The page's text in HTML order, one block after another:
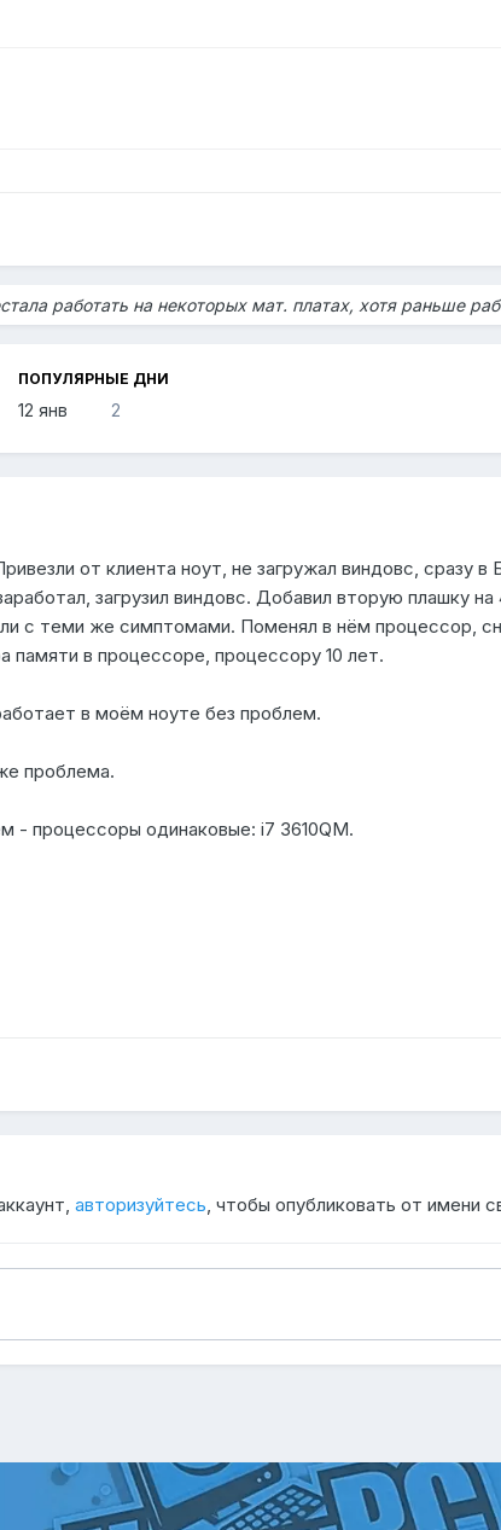
работать на некоторых мат. платах, хотя раньше
ПОПУЛЯРНЫЕ ДНИ
12 янв 2
от клиента ноут, не загружал виндовс,
загрузил виндовс. Добавил вторую плашку
с теми же симптомами. Поменял в нём процессор,
в процессоре, процессору 10 лет.
в моём ноуте без проблем.
проблема.
- процессоры одинаковые: i7 3610QM.
авторизуйтесь , чтобы опубликовать от имени